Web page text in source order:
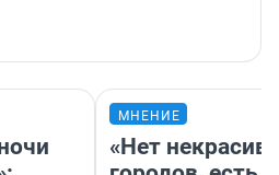
МНЕНИЕ
«Нет